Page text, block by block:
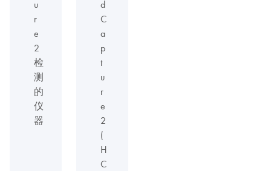
u
r
e
2
检
测
的
仪
器
d
C
a
p
t
u
r
e
2
(
H
C